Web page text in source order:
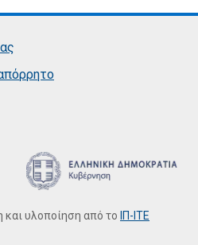
υλοποίηση από το ΙΠ-ΙΤΕ